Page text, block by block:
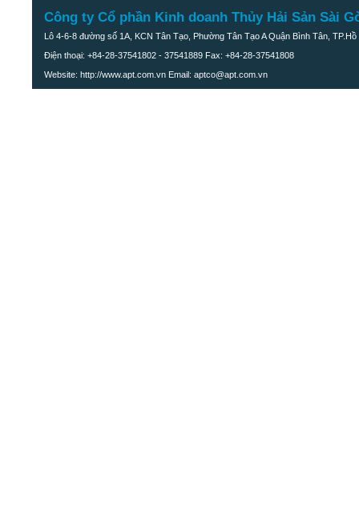
Công ty Cổ phần Kinh doanh Thủy Hải Sản Sài
Lô 4-6-8 đường số 1A, KCN Tân Tạo, Phường Tân Tạo A Quận Bình Tân, TP.Hồ
Điện thoại: +84-28-37541802 - 37541889 Fax: +84-28-37541808
Website: http://www.apt.com.vn Email: aptco@apt.com.vn